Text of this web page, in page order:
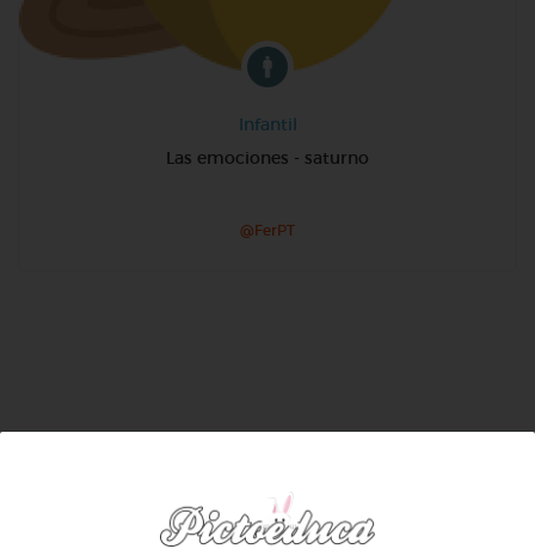
Infantil
Las emociones - saturno
@FerPT